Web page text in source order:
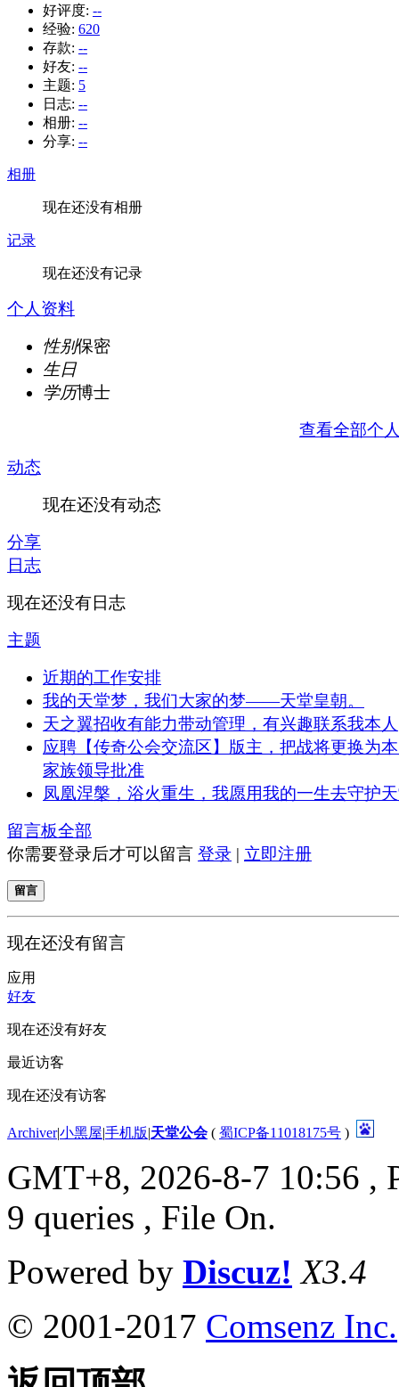
好评度: --
经验: 620
存款: --
好友: --
主题: 5
日志: --
相册: --
分享: --
相册
现在还没有相册
记录
现在还没有记录
个人资料
性别保密
生日
学历博士
查看全部个
动态
现在还没有动态
分享
日志
现在还没有日志
主题
近期的工作安排
我的天堂梦，我们大家的梦——天堂皇朝。
天之翼招收有能力带动管理，有兴趣联系我本人
应聘【传奇公会交流区】版主，把战将更换为
家族领导批准
凤凰涅槃，浴火重生，我愿用我的一生去守护
留言板全部
你需要登录后才可以留言 登录 | 立即注册
留言
现在还没有留言
应用
好友
现在还没有好友
最近访客
现在还没有访客
Archiver|小黑屋|手机版|天堂公会( 蜀ICP备11018175号 )
GMT+8, 2026-8-7 10:56 ,
9 queries , File On.
Powered by Discuz! X3.4
© 2001-2017 Comsenz Inc.